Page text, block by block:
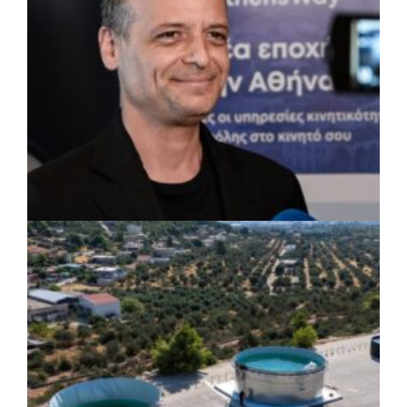
ΡΕΠΟΡΤΑΖ | 07/08/2026 · 17:27
Ο Δούκας για έργα, καθαριότητα και τη
μάχη των επόμενων εκλογών: «Η καλύτερη
μου να κατέβει ο Μπακογιάννης»